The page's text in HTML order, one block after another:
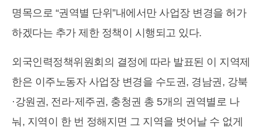
명목으로 “권역별 단위”내에서만 사업장 변경을 허가
하겠다는 추가 제한 정책이 시행되고 있다.
외국인력정책위원회의 결정에 따라 발표된 이 지역제
한은 이주노동자 사업장 변경을 수도권, 경남권, 강북
·강원권, 전라·제주권, 충청권 총 5개의 권역별로 나
눠, 지역이 한 번 정해지면 그 지역을 벗어날 수 없게